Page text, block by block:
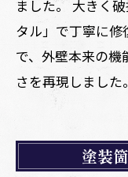
ました。 大きく
タル」で丁寧に
で、外壁本来の
さを再現しました。
塗装